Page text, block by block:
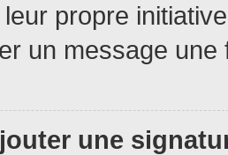
propre
un message une
une